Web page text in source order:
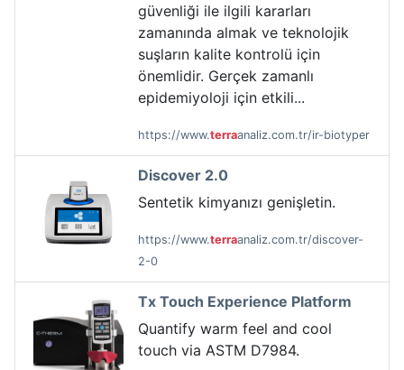
güvenliği ile ilgili kararları
zamanında almak ve teknolojik
suşların kalite kontrolü için
önemlidir. Gerçek zamanlı
epidemiyoloji için etkili...
https://www.terraanaliz.com.tr/ir-biotyper
Discover 2.0
Sentetik kimyanızı genişletin.
https://www.terraanaliz.com.tr/discover-
2-0
Tx Touch Experience Platform
Quantify warm feel and cool
touch via ASTM D7984.